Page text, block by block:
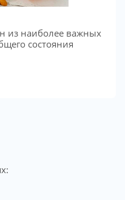
из наиболее важных
состояния